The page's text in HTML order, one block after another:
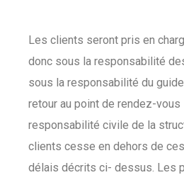
Les clients seront pris en
donc sous la responsabilité
sous la responsabilité du guide
retour au point de rendez-vous
responsabilité civile de la
clients cesse en dehors de
délais décrits ci- dessus. Les